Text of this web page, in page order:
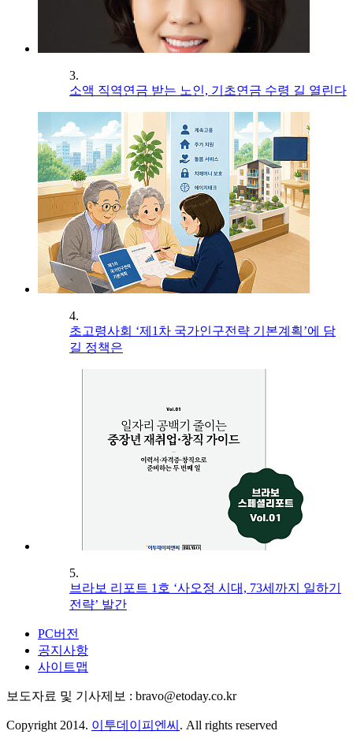
3.
소액 직역연금 받는 노인, 기초연금 수령 길 열린다
4.
초고령사회 ‘제1차 국가인구전략 기본계획’에 담
길 정책은
5.
브라보 리포트 1호 ‘사오정 시대, 73세까지 일하기
전략’ 발간
PC버전
공지사항
사이트맵
보도자료 및 기사제보 : bravo@etoday.co.kr
Copyright 2014. 이투데이피엔씨 . All rights reserved